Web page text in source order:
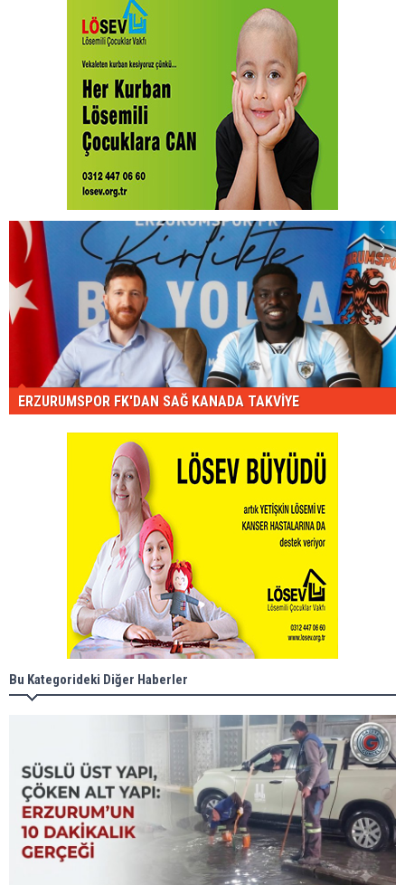
ERZURUMSPOR FK'DAN SAĞ KANADA TAKVİYE
Bu Kategorideki Diğer Haberler